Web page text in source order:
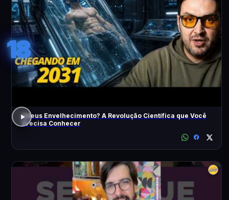
18
Adeus Envelhecimento? A Revolução Científica que Você
Precisa Conhecer